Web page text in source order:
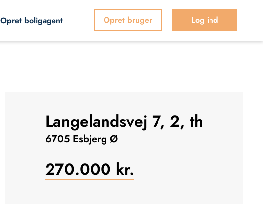
Opret bruger Log ind
Opret boligagent
Langelandsvej 7, 2, th
6705 Esbjerg Ø
270.000 kr.